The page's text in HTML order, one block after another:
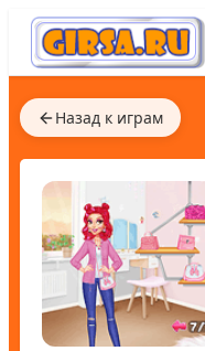
Назад к играм